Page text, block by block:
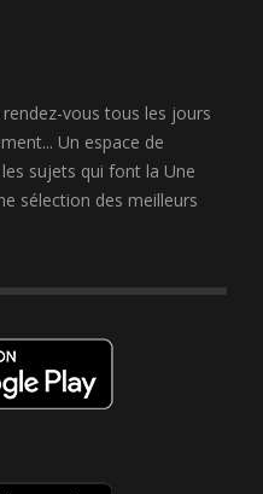
vous tous les jours
Un espace de
sujets qui font la Une
sélection des meilleurs